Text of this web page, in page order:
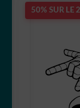
50% SUR LE